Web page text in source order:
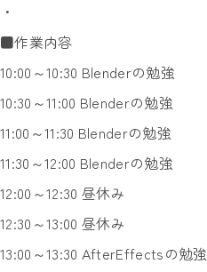
・
■作業内容
10:00～10:30 Blenderの勉強
10:30～11:00 Blenderの勉強
11:00～11:30 Blenderの勉強
11:30～12:00 Blenderの勉強
12:00～12:30 昼休み
12:30～13:00 昼休み
13:00～13:30 AfterEffectsの勉強